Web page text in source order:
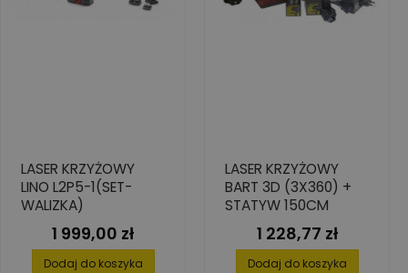
LASER KRZYŻOWY
LINO L2P5-1(SET-
WALIZKA)
Cena
1 999,00 zł
Dodaj do koszyka
LASER KRZYŻOWY
BART 3D (3X360) +
STATYW 150CM
Cena
1 228,77 zł
Dodaj do koszyka